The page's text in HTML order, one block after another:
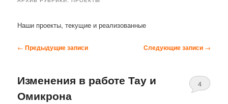
Наши проекты, текущие и реализованные
Навигация
← Предыдущие записи Следующие записи →
Изменения в работе Тау и
Омикрона
4